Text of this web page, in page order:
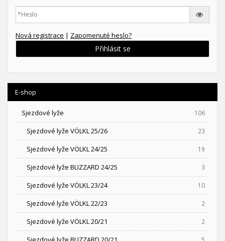
Nová registrace | Zapomenuté heslo?
Přihlásit se
E-shop
Sjezdové lyže 106
Sjezdové lyže VÖLKL 25/26 23
Sjezdové lyže VÖLKL 24/25 19
Sjezdové lyže BLIZZARD 24/25 3
Sjezdové lyže VÖLKL 23/24 10
Sjezdové lyže VÖLKL 22/23 2
Sjezdové lyže VÖLKL 20/21 2
5